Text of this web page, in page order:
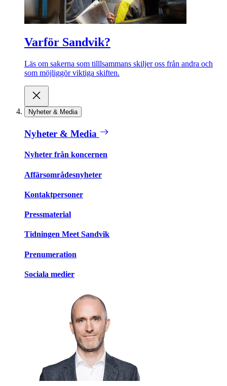
Varför Sandvik?
Läs om sakerna som tilllsammans skiljer oss från andra och
som möjliggör viktiga skiften.
Nyheter & Media
Nyheter & Media
Nyheter från koncernen
Affärsområdesnyheter
Kontaktpersoner
Pressmaterial
Tidningen Meet Sandvik
Prenumeration
Sociala medier